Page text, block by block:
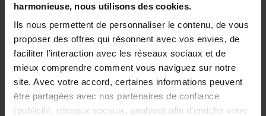
harmonieuse, nous utilisons des cookies.
Ils nous permettent de personnaliser le contenu, de vous
proposer des offres qui résonnent avec vos envies, de
faciliter l’interaction avec les réseaux sociaux et de
mieux comprendre comment vous naviguez sur notre
site. Avec votre accord, certaines informations peuvent
être partagées avec nos partenaires de confiance
(publicité, réseaux sociaux, analyse) afin d’enrichir votre
Référence SA01SA
Fiche technique
Type D'encens Baguette